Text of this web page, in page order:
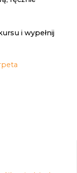
i wypełnij